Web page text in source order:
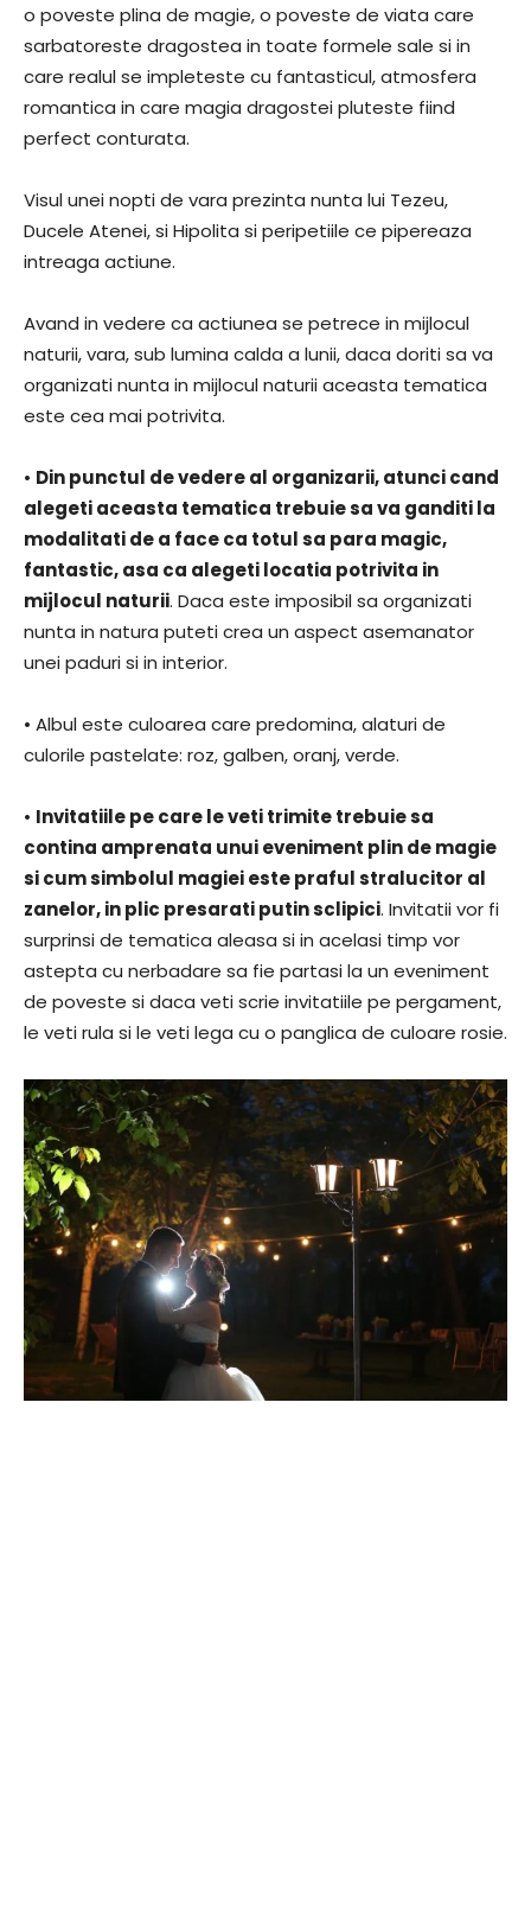
o poveste plina de magie, o poveste de viata care
sarbatoreste dragostea in toate formele sale si in
care realul se impleteste cu fantasticul, atmosfera
romantica in care magia dragostei pluteste fiind
perfect conturata.
Visul unei nopti de vara prezinta nunta lui Tezeu,
Ducele Atenei, si Hipolita si peripetiile ce pipereaza
intreaga actiune.
Avand in vedere ca actiunea se petrece in mijlocul
naturii, vara, sub lumina calda a lunii, daca doriti sa va
organizati nunta in mijlocul naturii aceasta tematica
este cea mai potrivita.
• Din punctul de vedere al organizarii, atunci cand
alegeti aceasta tematica trebuie sa va ganditi la
modalitati de a face ca totul sa para magic,
fantastic, asa ca alegeti locatia potrivita in
mijlocul naturii. Daca este imposibil sa organizati
nunta in natura puteti crea un aspect asemanator
unei paduri si in interior.
• Albul este culoarea care predomina, alaturi de
culorile pastelate: roz, galben, oranj, verde.
• Invitatiile pe care le veti trimite trebuie sa
contina amprenata unui eveniment plin de magie
si cum simbolul magiei este praful stralucitor al
zanelor, in plic presarati putin sclipici. Invitatii vor fi
surprinsi de tematica aleasa si in acelasi timp vor
astepta cu nerbadare sa fie partasi la un eveniment
de poveste si daca veti scrie invitatiile pe pergament,
le veti rula si le veti lega cu o panglica de culoare rosie.